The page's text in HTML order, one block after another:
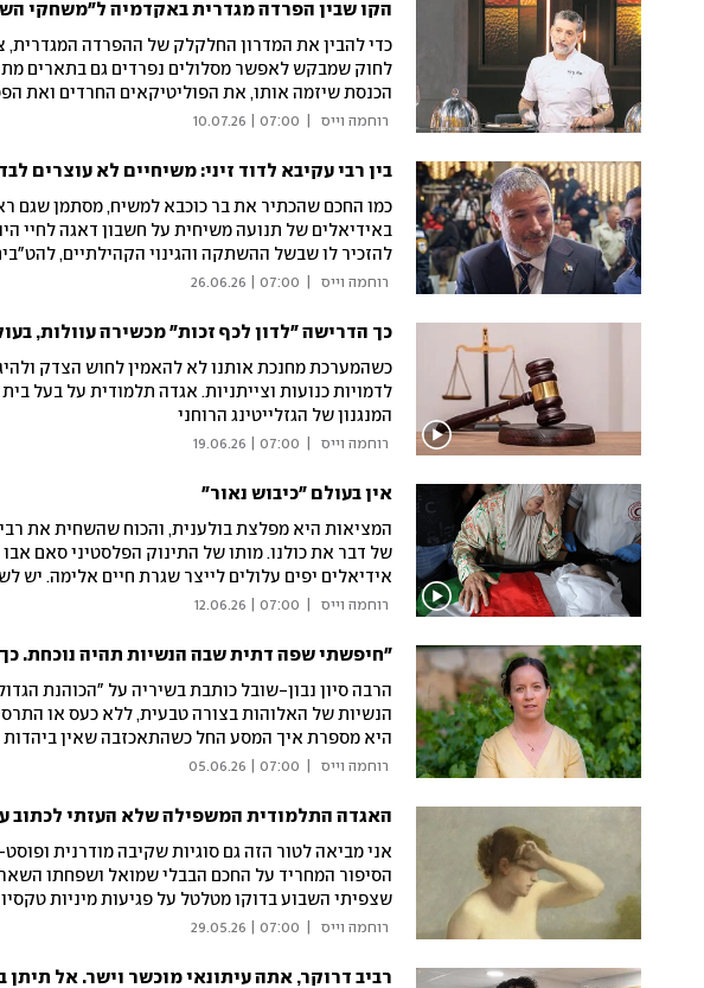
הקו שבין הפרדה מגדרית באקדמיה ל"משחקי
כדי להבין את המדרון החלקלק של ההפרדה המגדרית,
לחוק שמבקש לאפשר מסלולים נפרדים גם בתארים
הכנסת שיזמה אותו, את הפוליטיקאים החרדים ואת
הכול, אולי כדאי שהציבור הליברלי יסתכל במראה
רוחמה וייס 07:00 | 10.07.26
בין רבי עקיבא לדוד זיני: משיחיים לא עוצרים
כמו החכם שהכתיר את בר כוכבא למשיח, מסתמן שגם
באידיאלים של תנועה משיחית על חשבון דאגה לחיי
להזכיר לו שבשל ההשתקה והגינוי הקהילתיים, להט"בים
רוחמה וייס 07:00 | 26.06.26
כך הדרישה "לדון לכף זכות" מכשירה עוולות,
כשהמערכת מחנכת אותנו לא להאמין לחוש הצדק
לדמויות כנועות וצייתניות. אגדה תלמודית על בעל
המנגנון של הגזלייטינג הרוחני
רוחמה וייס 07:00 | 19.06.26
אין בעולם "כיבוש נאור"
המציאות היא מפלצת בולענית, והכוח שהשחית את
של דבר את כולנו. מותו של התינוק הפלסטיני סאם
אידיאלים יפים עלולים לייצר שגרת חיים אלימה. יש
רוחמה וייס 07:00 | 12.06.26
"חיפשתי שפה דתית שבה הנשיות תהיה נוכחת. כך
הרבה סיון נבון-שובל כותבת בשיריה על "הכוהנת
הנשיות של האלוהות בצורה טבעית, ללא כעס או
היא מספרת איך המסע החל כשהתאכזבה שאין ביהדות
לידה: "העציב אותי לגלות שעשיתי דבר גדול כל כך
רוחמה וייס 07:00 | 05.06.26
האגדה התלמודית המשפילה שלא העזתי לכתוב
אני מביאה לטור הזה גם סוגיות שקיבה מודרנית
הסיפור המחריד על החכם הבבלי שמואל ושפחתו
שצפיתי השבוע בדוקו מטלטל על פגיעות מיניות
ממנגנון השתקה. הגיע הזמן לצלול לחלקים המטונפים
רוחמה וייס 07:00 | 29.05.26
רביב דרוקר, אתה עיתונאי מוכשר וישר. אל תיתן